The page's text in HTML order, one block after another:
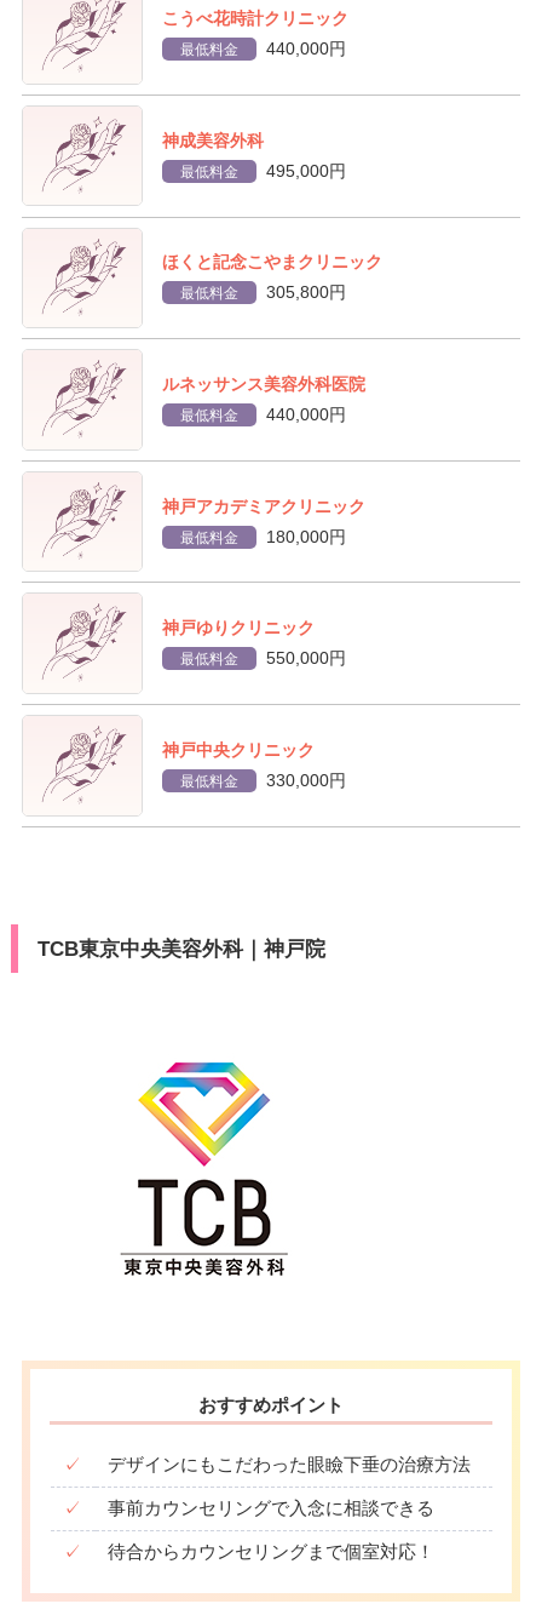
こうべ花時計クリニック
最低料金 440,000円
神成美容外科
最低料金 495,000円
ほくと記念こやまクリニック
最低料金 305,800円
ルネッサンス美容外科医院
最低料金 440,000円
神戸アカデミアクリニック
最低料金 180,000円
神戸ゆりクリニック
最低料金 550,000円
神戸中央クリニック
最低料金 330,000円
TCB東京中央美容外科｜神戸院
おすすめポイント
✓ デザインにもこだわった眼瞼下垂の治療方法
✓ 事前カウンセリングで入念に相談できる
✓ 待合からカウンセリングまで個室対応！